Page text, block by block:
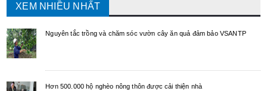
XEM NHIỀU NHẤT
Nguyên tắc trồng và chăm sóc vườn cây ăn quả đảm bảo VSANTP
Hơn 500.000 hộ nghèo nông thôn được cải thiện nhà